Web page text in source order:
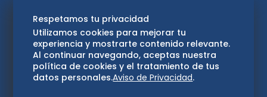
Edomex
Consultas
Hidalgo
Respetamos tu privacidad
Utilizamos cookies para mejorar tu
experiencia y mostrarte contenido relevante.
Al continuar navegando, aceptas nuestra
política de cookies y el tratamiento de tus
datos personales.Aviso de Privacidad.